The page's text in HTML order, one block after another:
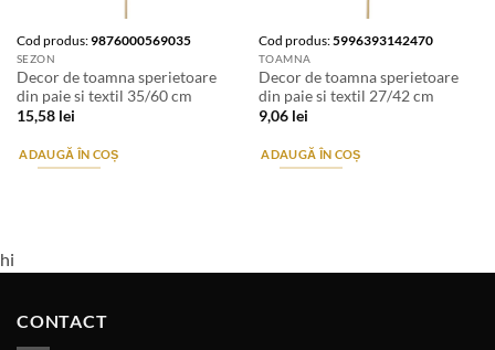
Cod produs:9876000569035
SEZON
Decor de toamna sperietoare
din paie si textil 35/60 cm
15,58 lei
ADAUGĂ ÎN COȘ
Cod produs:5996393142470
TOAMNA
Decor de toamna sperietoare
din paie si textil 27/42 cm
9,06 lei
ADAUGĂ ÎN COȘ
hi
CONTACT